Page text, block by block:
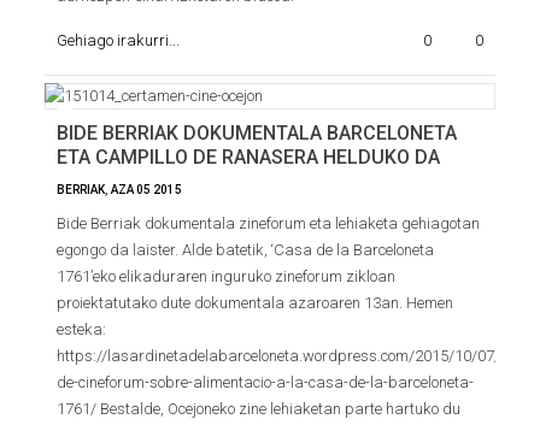
Gehiago irakurri... 0 0
BIDE BERRIAK DOKUMENTALA BARCELONETA
ETA CAMPILLO DE RANASERA HELDUKO DA
BERRIAK AZA05 2015
Bide Berriak dokumentala zineforum eta lehiaketa gehiagotan
egongo da laister. Alde batetik, ‘Casa de la Barceloneta
1761’eko elikaduraren inguruko zineforum zikloan
proiektatutako dute dokumentala azaroaren 13an. Hemen
esteka:
https://lasardinetadelabarceloneta.wordpress.com/2015/10/07/cicle-
de-cineforum-sobre-alimentacio-a-la-casa-de-la-barceloneta-
1761/ Bestalde, Ocejoneko zine lehiaketan parte hartuko du